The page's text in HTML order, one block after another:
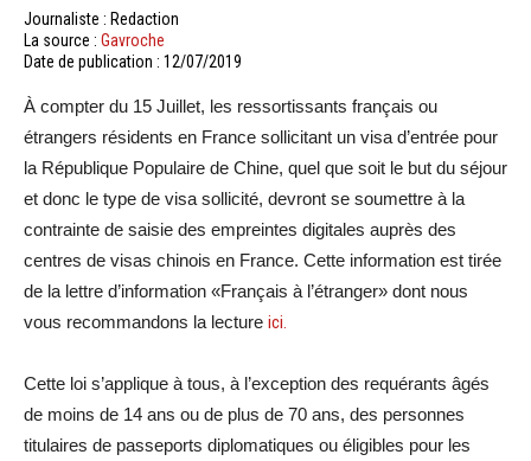
Journaliste : Redaction
La source : Gavroche
Date de publication : 12/07/2019
À compter du 15 Juillet, les ressortissants français ou
étrangers résidents en France sollicitant un visa d’entrée pour
la République Populaire de Chine, quel que soit le but du séjour
et donc le type de visa sollicité, devront se soumettre à la
contrainte de saisie des empreintes digitales auprès des
centres de visas chinois en France. Cette information est tirée
de la lettre d’information «Français à l’étranger» dont nous
vous recommandons la lecture ici.
Cette loi s’applique à tous, à l’exception des requérants âgés
de moins de 14 ans ou de plus de 70 ans, des personnes
titulaires de passeports diplomatiques ou éligibles pour les